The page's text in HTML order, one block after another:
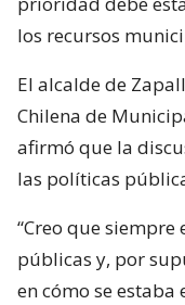
los recursos
El alcalde de
Chilena de
afirmó que la
las políticas
“Creo que
públicas y, por
en cómo se